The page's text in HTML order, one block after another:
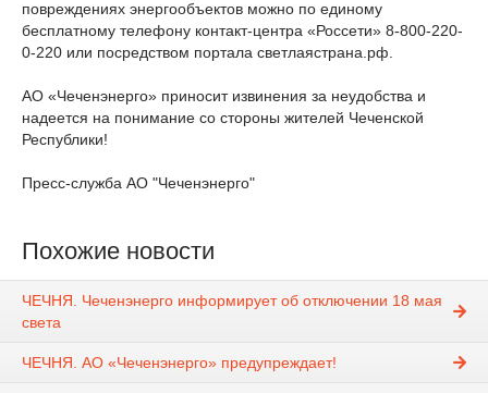
повреждениях энергообъектов можно по единому
бесплатному телефону контакт-центра «Россети» 8-800-220-
0-220 или посредством портала светлаястрана.рф.
АО «Чеченэнерго» приносит извинения за неудобства и
надеется на понимание со стороны жителей Чеченской
Республики!
Пресс-служба АО "Чеченэнерго"
Похожие новости
ЧЕЧНЯ. Чеченэнерго информирует об отключении 18 мая
света
ЧЕЧНЯ. АО «Чеченэнерго» предупреждает!